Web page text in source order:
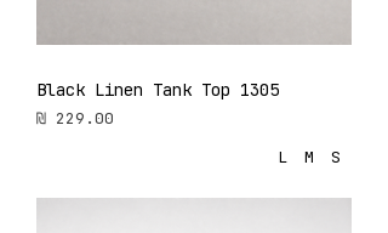
Black Linen Tank Top 1305
מחיר
S
M
L